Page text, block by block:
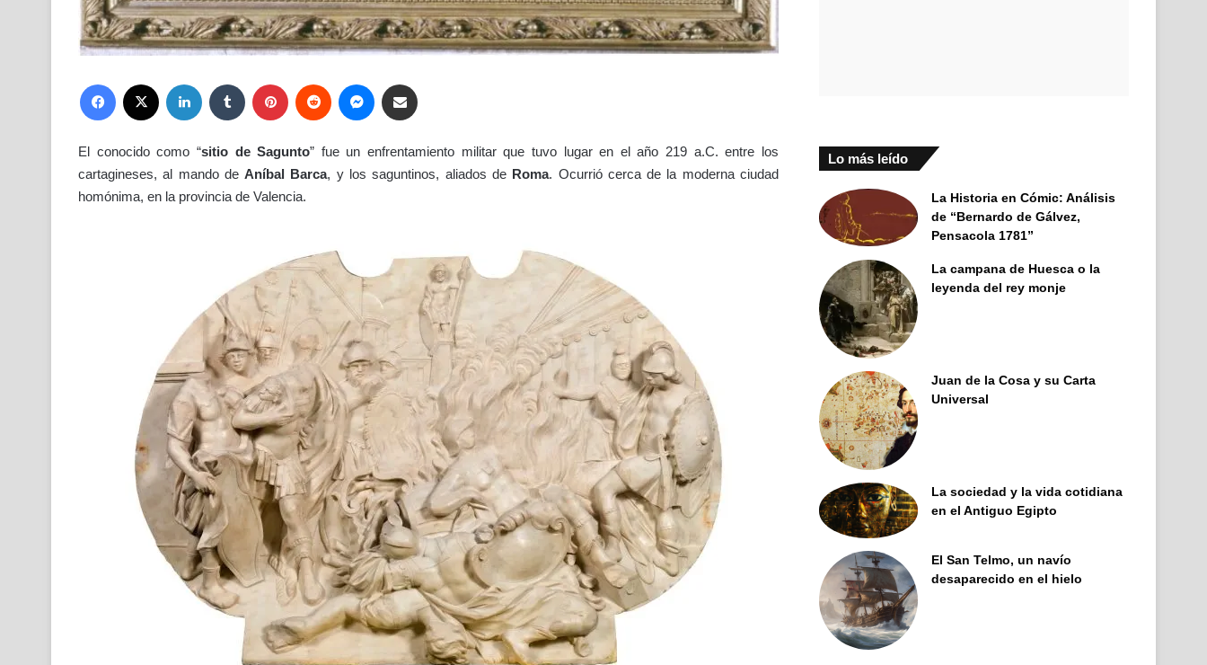
Facebook LinkedIn Tumblr Pinterest Reddit Messenger
El conocido como “sitio de Sagunto” fue un enfrentamiento militar que tuvo lugar en el año 219 a.C. entre los
cartagineses, al mando deAníbal Barca, y los saguntinos, aliados de Roma. Ocurrió cerca de la moderna ciudad
homónima, en la provincia de Valencia.
Lo más leído
La Historia en Cómic: Análisis
de “Bernardo de Gálvez,
Pensacola 1781”
La campana de Huesca o la
leyenda del rey monje
Juan de la Cosa y su Carta
Universal
La sociedad y la vida cotidiana
en el Antiguo Egipto
El San Telmo, un navío
desaparecido en el hielo